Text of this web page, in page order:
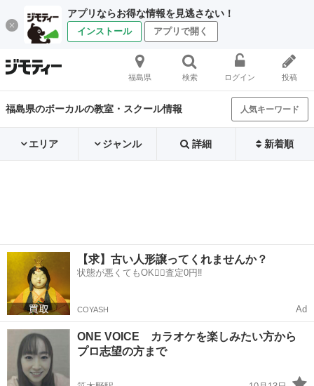
アプリならお得な情報を見逃さない！
インストール アプリで開く
福島県 検索 ログイン 投稿
福島県のボーカルの教室・スクール情報 人気キーワード
エリア ジャンル 詳細 新着順
【求】古い人形譲ってくれませんか？
状態が悪くてもOK🙆‍♀️査定0円‼️
COYASH Ad
ONE VOICE カラオケを楽しみたい方から
プロ志望の方まで